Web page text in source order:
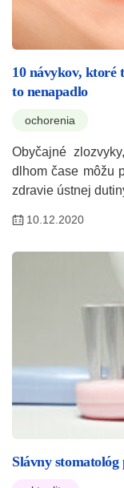
10 návykov, ktoré
to nenapadlo
ochorenia
Obyčajné
dlhom čase môžu
zdravie ústnej
10.12.2020
Slávny